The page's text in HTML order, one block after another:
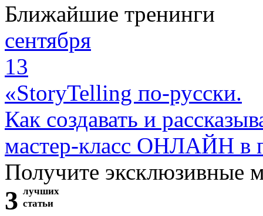
Ближайшие тренинги
сентября
13
«StoryTelling по-русски.
Как создавать и
мастер-класс ОНЛАЙН в
Получите эксклюзивные
3 лучших
статьи